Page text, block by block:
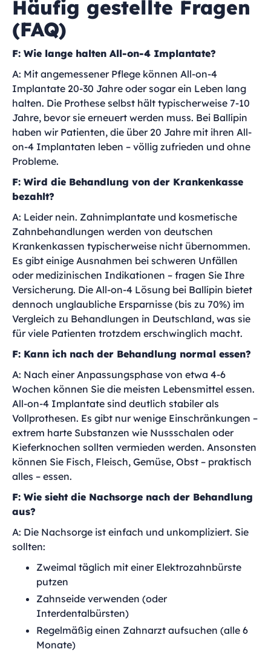
Häufig gestellte Fragen
(FAQ)
F: Wie lange halten All-on-4 Implantate?
A: Mit angemessener Pflege können All-on-4
Implantate 20-30 Jahre oder sogar ein Leben lang
halten. Die Prothese selbst hält typischerweise 7-10
Jahre, bevor sie erneuert werden muss. Bei Ballípin
haben wir Patienten, die über 20 Jahre mit ihren All-
on-4 Implantaten leben – völlig zufrieden und ohne
Probleme.
F: Wird die Behandlung von der Krankenkasse
bezahlt?
A: Leider nein. Zahnimplantate und kosmetische
Zahnbehandlungen werden von deutschen
Krankenkassen typischerweise nicht übernommen.
Es gibt einige Ausnahmen bei schweren Unfällen
oder medizinischen Indikationen – fragen Sie Ihre
Versicherung. Die All-on-4 Lösung bei Ballípin bietet
dennoch unglaubliche Ersparnisse (bis zu 70%) im
Vergleich zu Behandlungen in Deutschland, was sie
für viele Patienten trotzdem erschwinglich macht.
F: Kann ich nach der Behandlung normal essen?
A: Nach einer Anpassungsphase von etwa 4-6
Wochen können Sie die meisten Lebensmittel essen.
All-on-4 Implantate sind deutlich stabiler als
Vollprothesen. Es gibt nur wenige Einschränkungen –
extrem harte Substanzen wie Nussschalen oder
Kieferknochen sollten vermieden werden. Ansonsten
können Sie Fisch, Fleisch, Gemüse, Obst – praktisch
alles – essen.
F: Wie sieht die Nachsorge nach der Behandlung
aus?
A: Die Nachsorge ist einfach und unkompliziert. Sie
sollten:
Zweimal täglich mit einer Elektrozahnbürste
putzen
Zahnseide verwenden (oder
Interdentalbürsten)
Regelmäßig einen Zahnarzt aufsuchen (alle 6
Monate)